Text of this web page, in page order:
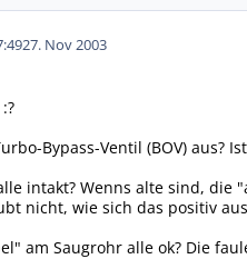
27. Nov 2003
Bypass-Ventil (BOV) aus?
intakt? Wenns alte sind,
nicht, wie sich das positiv
am Saugrohr alle ok? Die